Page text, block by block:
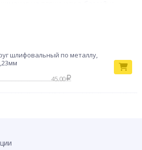
шлифовальный по металлу,
45.00